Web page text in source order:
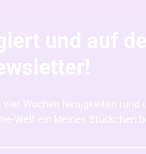
und auf
Wochen Neuigkeiten rund
Welt ein kleines Stückchen